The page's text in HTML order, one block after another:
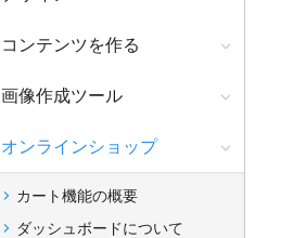
コンテンツを作る
画像作成ツール
オンラインショップ
カート機能の概要
ダッシュボードについて